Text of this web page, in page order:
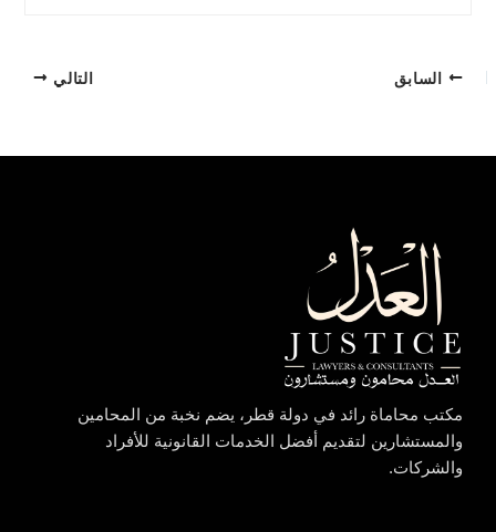
السابق التالي
مكتب محاماة رائد في دولة قطر، يضم نخبة من المحامين
والمستشارين لتقديم أفضل الخدمات القانونية للأفراد
والشركات.